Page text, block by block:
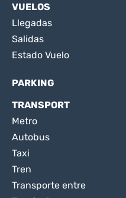
VUELOS
Llegadas
Salidas
Estado Vuelo
PARKING
TRANSPORT
Metro
Autobus
Taxi
Tren
Transporte entre